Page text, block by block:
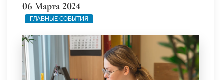
06 Марта 2024
ГЛАВНЫЕ СОБЫТИЯ